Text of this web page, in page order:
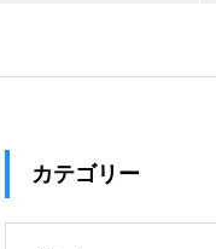
カテゴリー